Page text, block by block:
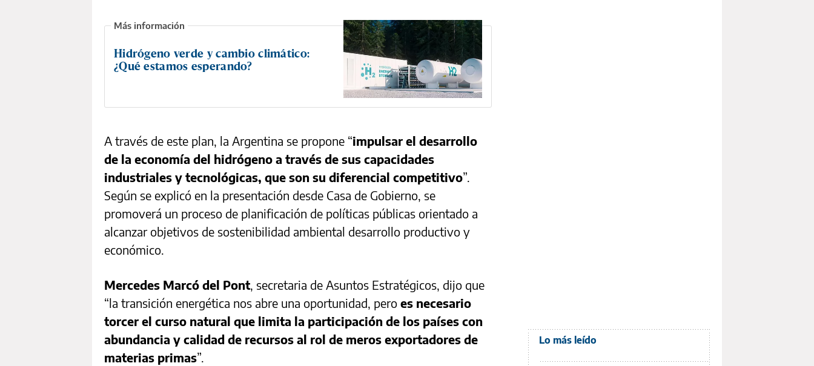
Hidrógeno verde y cambio climático:
¿Qué estamos esperando?
A través de este plan, la Argentina se propone “impulsar el desarrollo
de la economía del hidrógeno a través de sus capacidades
industriales y tecnológicas, que son su diferencial competitivo”.
Según se explicó en la presentación desde Casa de Gobierno, se
promoverá un proceso de planificación de políticas públicas orientado a
alcanzar objetivos de sostenibilidad ambiental desarrollo productivo y
económico.
Mercedes Marcó del Pont, secretaria de Asuntos Estratégicos, dijo que
“la transición energética nos abre una oportunidad, pero es necesario
torcer el curso natural que limita la participación de los países con
abundancia y calidad de recursos al rol de meros exportadores de
materias primas”.
Lo más leído